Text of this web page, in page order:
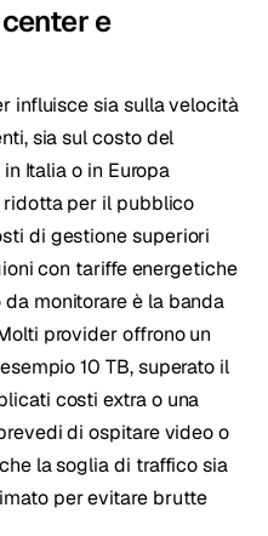
e
influisce sia sulla velocità
sia sul costo del
Italia o in Europa
ridotta per il pubblico
di gestione superiori
con tariffe energetiche
monitorare è la banda
provider offrono un
10 TB, superato il
costi extra o una
di ospitare video o
la soglia di traffico sia
per evitare brutte